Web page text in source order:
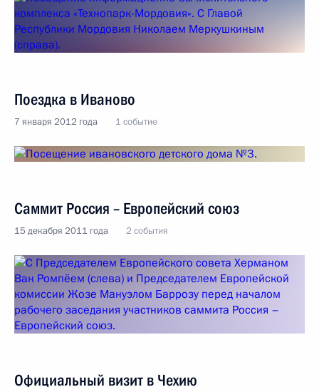
Поездка в Иваново
7 января 2012 года 1 событие
Саммит Россия – Европейский союз
15 декабря 2011 года 2 события
Официальный визит в Чехию